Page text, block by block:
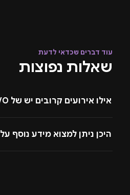
עוד דברים שכדאי לדעת
שאלות נפוצות
אילו אירועים קרובים יש של RIVO?
היכן ניתן למצוא מידע נוסף על RIVO?